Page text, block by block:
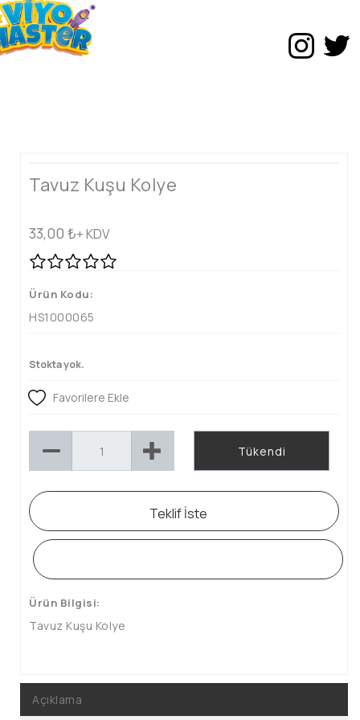
Tavuz Kuşu Kolye
33,00 ₺+ KDV
Ürün Kodu:
HS1000065
Stokta yok.
Favorilere Ekle
Tükendi
Teklif İste
Ürün Bilgisi:
Tavuz Kuşu Kolye
Açıklama